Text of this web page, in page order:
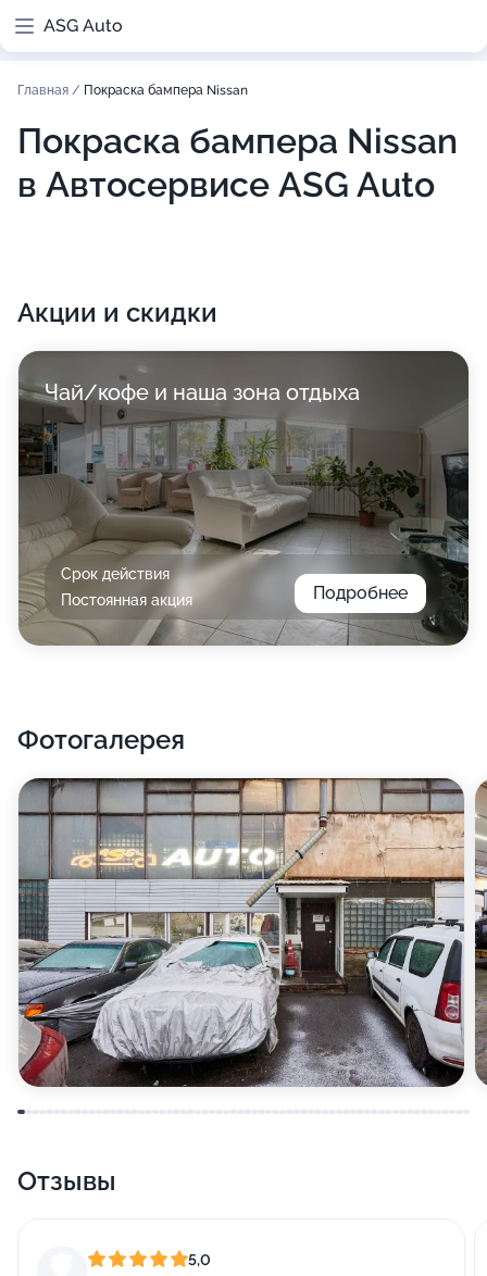
ASG Auto
Главная / Покраска бампера Nissan
Покраска бампера Nissan
в Автосервисе ASG Auto
Акции и скидки
Чай/кофе и наша зона отдыха
Срок действия
Постоянная акция
Подробнее
Фотогалерея
Отзывы
5,0